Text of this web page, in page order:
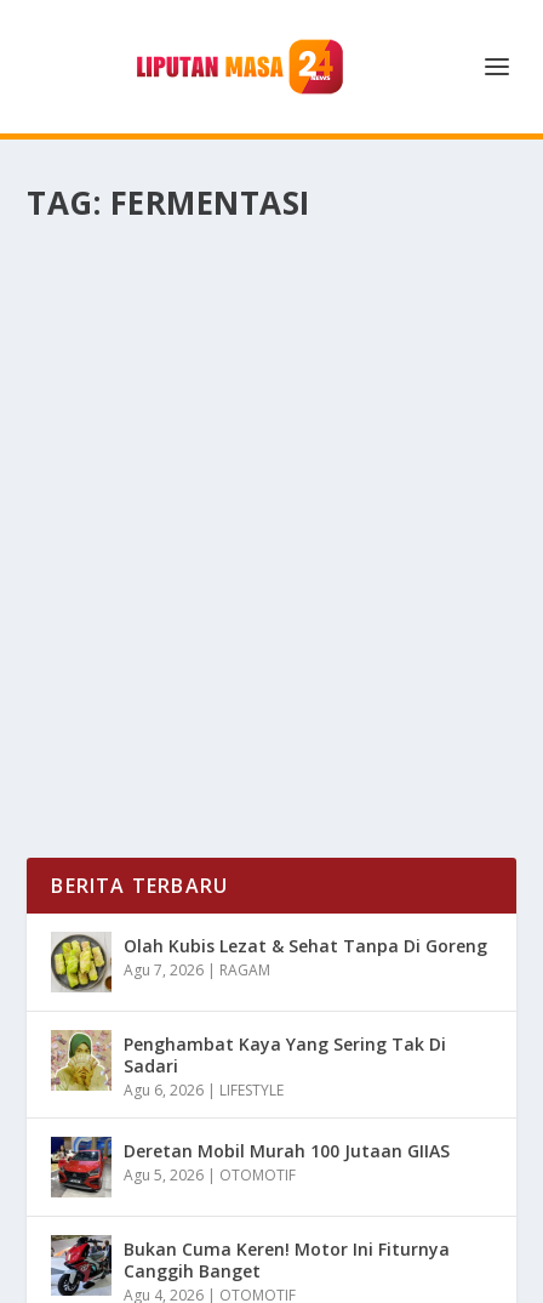
TAG: FERMENTASI
BERITA TERBARU
Olah Kubis Lezat & Sehat Tanpa Di Goreng
Agu 7, 2026 | RAGAM
Penghambat Kaya Yang Sering Tak Di
Sadari
Agu 6, 2026 | LIFESTYLE
Deretan Mobil Murah 100 Jutaan GIIAS
Agu 5, 2026 | OTOMOTIF
Bukan Cuma Keren! Motor Ini Fiturnya
Canggih Banget
Agu 4, 2026 | OTOMOTIF